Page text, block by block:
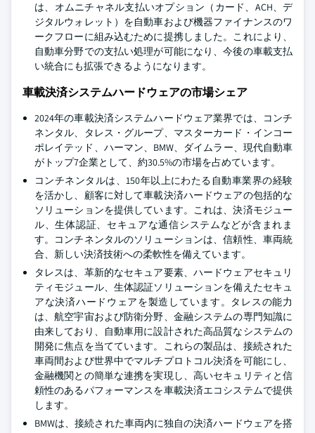
は、オムニチャネル支払いオプション（カード、ACH、デ
ジタルウォレット）を自動車および機器ファイナンスのワ
ークフローに組み込むために提携しました。これにより、
自動車分野での支払い処理が可能になり、今後の車載支払
い統合にも拡張できるようになります。
車載決済システムハードウェアの市場シェア
2024年の車載決済システムハードウェア業界では、コンチ
ネンタル、タレス・グループ、マスターカード・インコー
ポレイテッド、ハーマン、BMW、ダイムラー、現代自動車
がトップ7企業として、約30.5%の市場を占めています。
コンチネンタルは、150年以上にわたる自動車業界の経験
を活かし、顧客に対して車載決済ハードウェアの包括的な
ソリューションを提供しています。これは、決済モジュー
ル、生体認証、セキュアな通信システムなどが含まれま
す。コンチネンタルのソリューションは、信頼性、車両統
合、新しい決済技術への柔軟性を備えています。
タレスは、革新的なセキュア要素、ハードウェアセキュリ
ティモジュール、生体認証ソリューションを備えたセキュ
アな決済ハードウェアを製造しています。タレスの能力
は、航空宇宙および防衛分野、金融システムの専門知識に
由来しており、自動車用に設計された高品質なシステムの
開発に焦点を当てています。これらの製品は、接続された
車両間および世界中でマルチプロトコル決済を可能にし、
金融機関との簡単な連携を実現し、高いセキュリティと信
頼性のあるパフォーマンスを車載決済エコシステムで提供
します。
BMWは、接続された車両内に独自の決済ハードウェアを搭